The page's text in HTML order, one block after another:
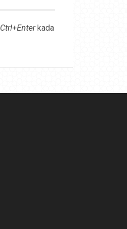
Ctrl+Enterkada